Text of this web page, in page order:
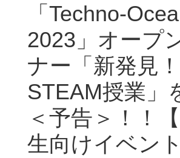
「Techno-
2023」オープ
ナー「新発見
STEAM授業」
＜予告＞！！
生向けイベント